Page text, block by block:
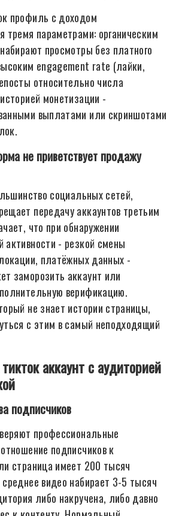
профиль с доходом
тремя параметрами: органическим
просмотры без платного
engagement rate (лайки,
относительно числа
монетизации -
выплатами или скриншотами
не приветствует продажу
социальных сетей,
передачу аккаунтов третьим
что при обнаружении
активности - резкой смены
платёжных данных -
заморозить аккаунт или
верификацию.
не знает истории страницы,
с этим в самый неподходящий
аккаунт с аудиторией
подписчиков
профессиональные
подписчиков к
страница имеет 200 тысяч
видео набирает 3-5 тысяч
либо накручена, либо давно